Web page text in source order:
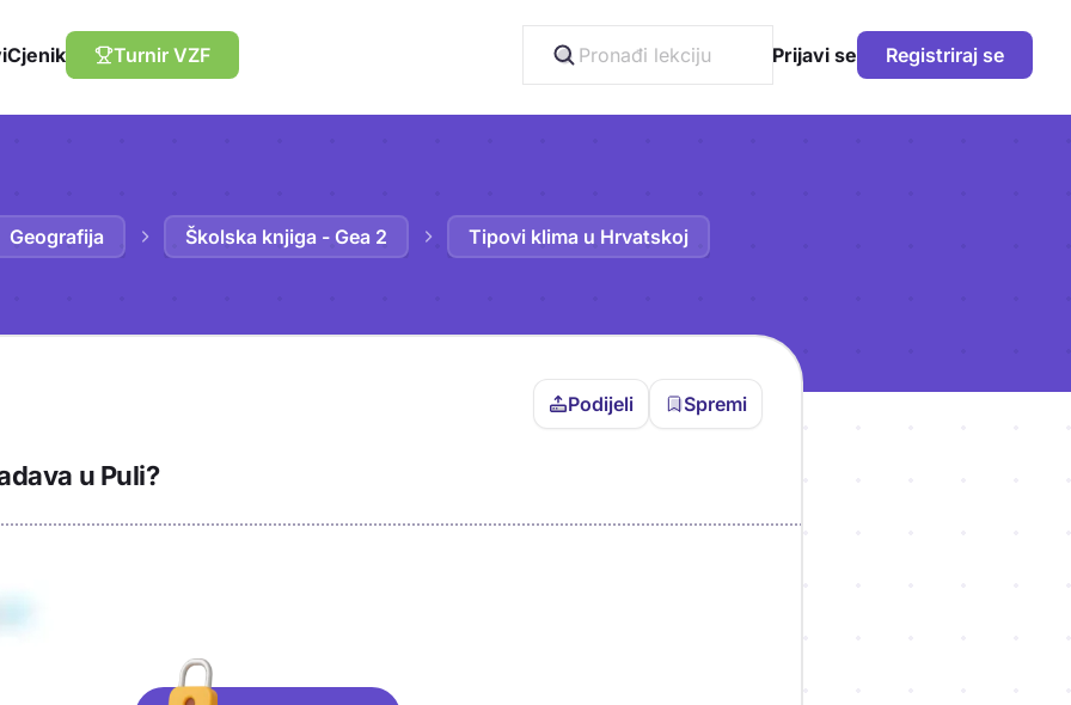
Cjenik Turnir VZF Prijavi se Registriraj se
Geografija Školska knjiga - Gea 2 Tipovi klima u Hrvatskoj
Podijeli Spremi
u Puli?